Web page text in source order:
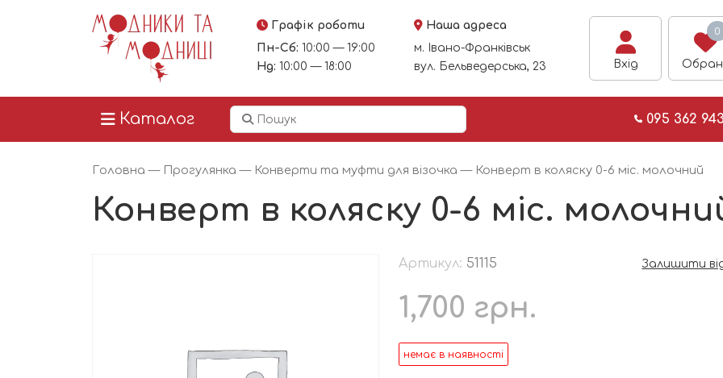
Графік роботи
Пн-Сб: 10:00 — 19:00
Нд: 10:00 — 18:00
Наша адреса
м. Івано-Франківськ
вул. Бельведерська, 23
Вхід
0
Каталог 095 362
Головна — Прогулянка — Конверти та муфти для візочка — Конверт в коляску 0-6 міс. молочний
Конверт в коляску 0-6 міс.
Артикул: 51115 Залишити
1,700 грн.
немає в наявності